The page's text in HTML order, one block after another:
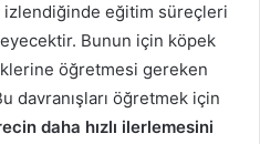
izlendiğinde eğitim süreçleri
Bunun için köpek
öğretmesi gereken
davranışları öğretmek için
daha hızlı ilerlemesini